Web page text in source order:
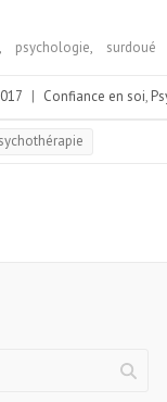
, psychologie, surdoué
| Confiance en soi,